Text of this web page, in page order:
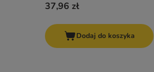
37,96 zł
Dodaj do koszyka